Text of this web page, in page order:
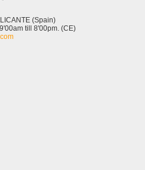
(Spain)
till 8'00pm. (CE)